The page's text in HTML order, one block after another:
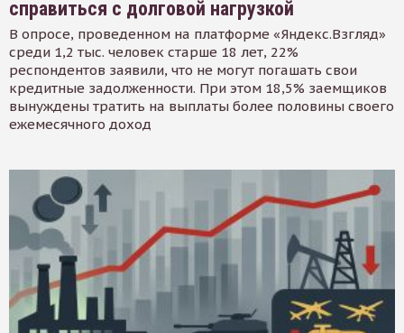
справиться с долговой нагрузкой
В опросе, проведенном на платформе «Яндекс.Взгляд»
среди 1,2 тыс. человек старше 18 лет, 22%
респондентов заявили, что не могут погашать свои
кредитные задолженности. При этом 18,5% заемщиков
вынуждены тратить на выплаты более половины своего
ежемесячного доход